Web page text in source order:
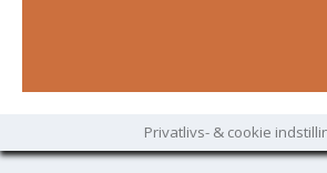
Privatlivs- & cookie